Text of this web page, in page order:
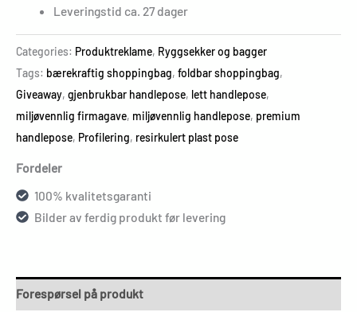
Leveringstid ca. 27 dager
Categories: Produktreklame, Ryggsekker og bagger
Tags: bærekraftig shoppingbag, foldbar shoppingbag,
Giveaway, gjenbrukbar handlepose, lett handlepose,
miljøvennlig firmagave, miljøvennlig handlepose, premium
handlepose, Profilering, resirkulert plast pose
Fordeler
100% kvalitetsgaranti
Bilder av ferdig produkt før levering
Forespørsel på produkt